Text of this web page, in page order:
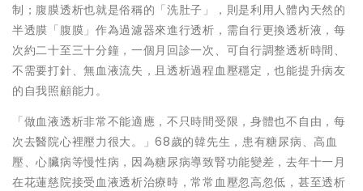
制；腹膜透析也就是俗稱的「洗肚子」，則是利用人體內天然的
半透膜「腹膜」作為過濾器來進行透析，需自行更換透析液，每
次約二十至三十分鐘，一個月回診一次、可自行調整透析時間、
不需要打針、無血液流失，且透析過程血壓穩定，也能提升病友
的自我照顧能力。
「做血液透析非常不能適應，不只時間受限，身體也不自由，每
次去醫院心裡壓力很大。」68歲的韓先生，患有糖尿病、高血
壓、心臟病等慢性病，因為糖尿病導致腎功能變差，去年十一月
在花蓮慈院接受血液透析治療時，常常血壓忽高忽低，甚至透析